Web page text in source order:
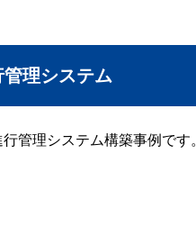
理システム
管理システム構築事例です。